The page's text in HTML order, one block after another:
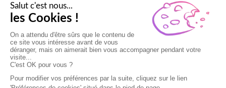
Particuliers, entreprises, professionnels
Notre service client est ouvert du lundi au vendredi de 9h à 18h
Nous contacter